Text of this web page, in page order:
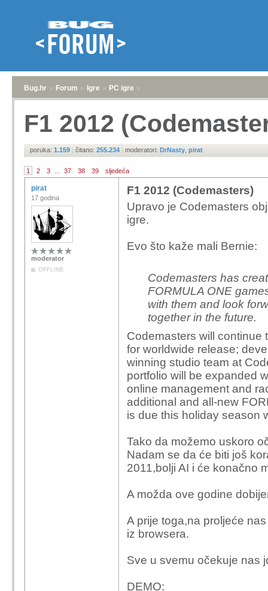
Bug.hr » Forum » Igre » PC igre »
F1 2012
poruka: 1.159 | čitano: 255.234 | moderatori: DrNasty pirat
1 2 3 37 38 39 sljedeća
pirat
17 godina
moderator
OFFLINE
F1 2012 (Codemasters)
Upravo je Codemasters
igre.
Evo što kaže mali Bernie:
Codemasters has
FORMULA ONE
with them and look
together in the future.
Codemasters will continue
for worldwide release;
winning studio team at
portfolio will be expanded
online management and
additional and all-new
is due this holiday season
Tako da možemo uskoro
Nadam se da će biti još
2011,bolji AI i će konačno
A možda ove godine
A prije toga,na proljeće
iz browsera.
Sve u svemu očekuje nas
DEMO: